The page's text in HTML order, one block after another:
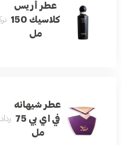
عطر أريس
كلاسيك 150
مل
عطر شيهانه
في اي بي 75
مل